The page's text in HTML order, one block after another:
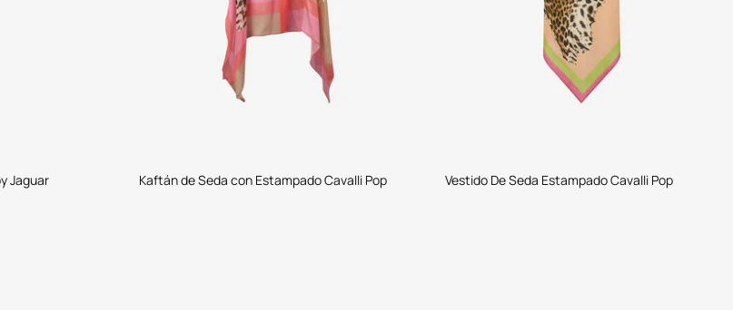
Jaguar Kaftán de Seda con Estampado Cavalli Pop Vestido De Seda Estampado Cavalli Pop